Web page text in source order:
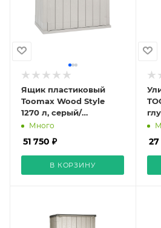
Ящик пластиковый
Toomax Wood Style
1270 л, серый/
коричневый
Много
51 750 ₽
В КОРЗИНУ
(4